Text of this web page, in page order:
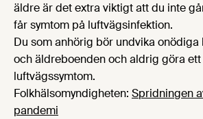
äldre är det extra viktigt att du inte
får symtom på luftvägsinfektion.
Du som anhörig bör undvika onödiga
och äldreboenden och aldrig göra
luftvägssymtom.
Folkhälsomyndigheten: Spridningen
pandemi